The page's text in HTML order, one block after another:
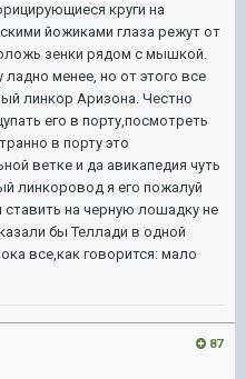
круги на
йожиками глаза режут от
зенки рядом с мышкой.
менее, но от этого все
линкор Аризона. Честно
его в порту,посмотреть
в порту это
ветке и да авикапедия чуть
линкоровод я его пожалуй
на черную лошадку не
бы Теллади в одной
все,как говорится: мало
87